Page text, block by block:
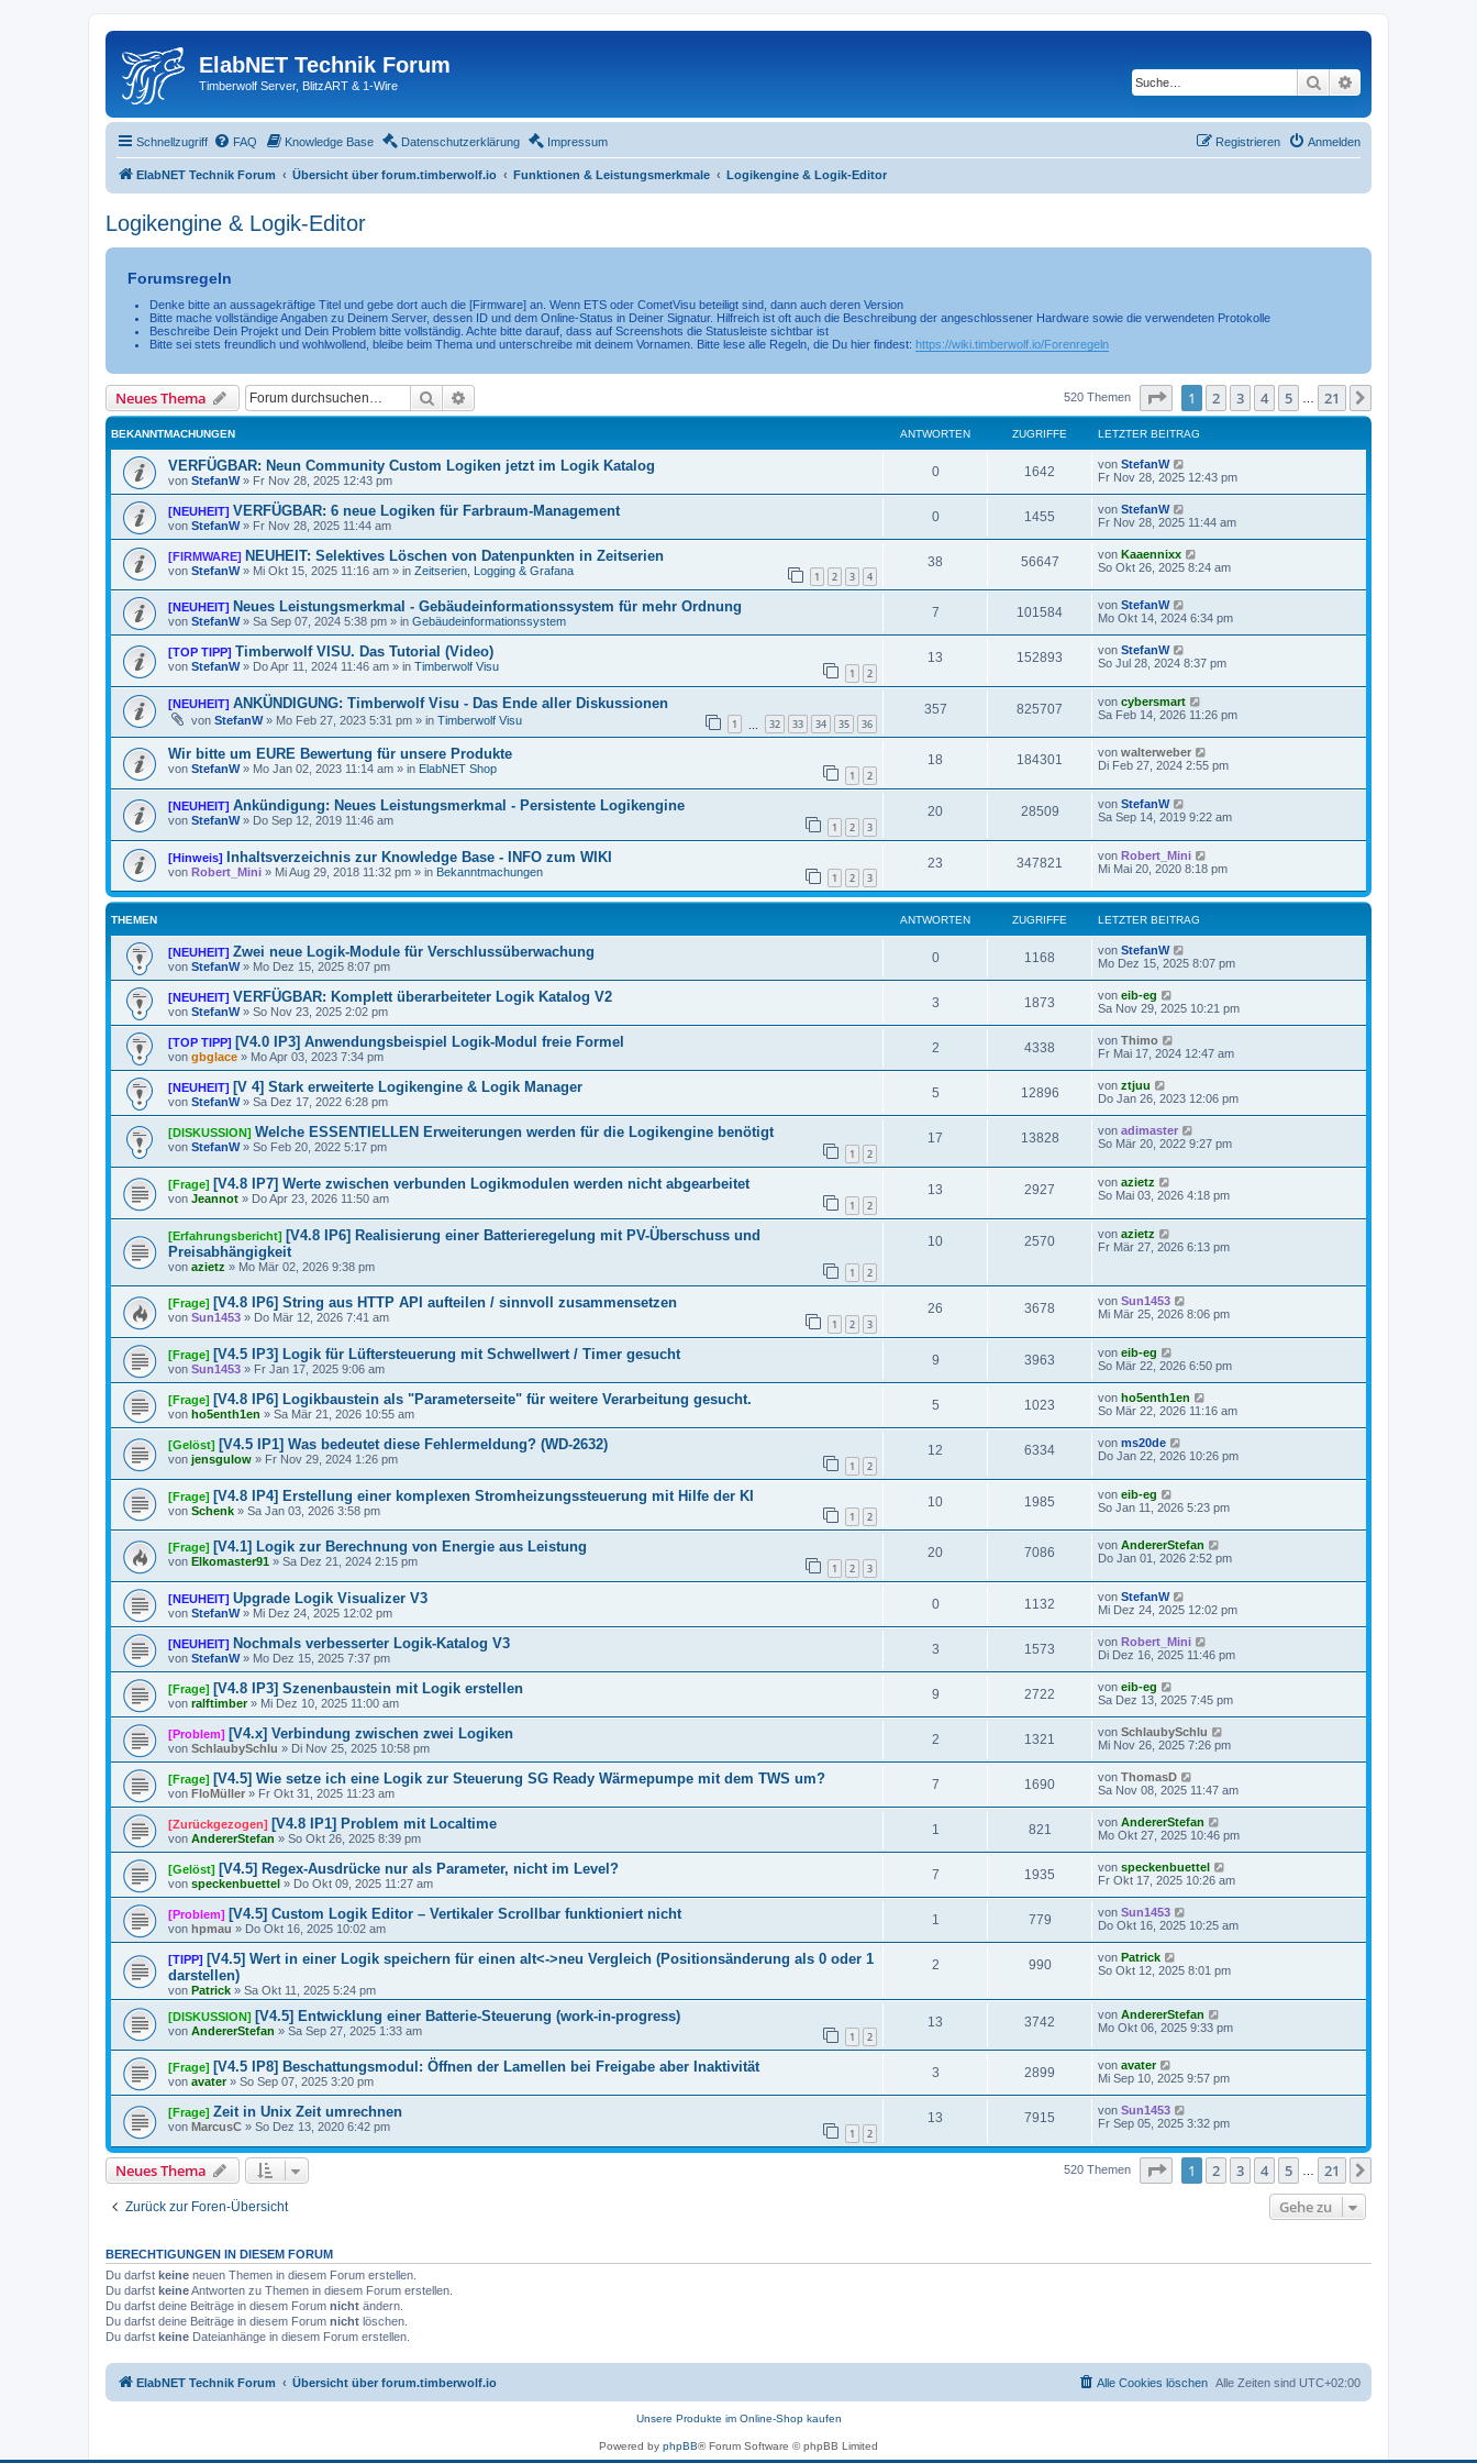
ElabNET Technik Forum
Timberwolf Server, BlitzART & 1-Wire Suche
Schnellzugriff FAQ Knowledge Base Datenschutzerklärung Impressum Anmelden
Registrieren
ElabNET Technik Forum Übersicht über forum.timberwolf.io Funktionen & Leistungsmerkmale Logikengine & Logik-Editor
Logikengine & Logik-Editor
Forumsregeln
Denke bitte an aussagekräftige Titel und gebe dort auch die [Firmware] an. Wenn ETS oder CometVisu beteiligt sind, dann auch deren Version
Bitte mache vollständige Angaben zu Deinem Server, dessen ID und dem Online-Status in Deiner Signatur. Hilfreich ist oft auch die Beschreibung der angeschlossener Hardware sowie die verwendeten Protokolle
Beschreibe Dein Projekt und Dein Problem bitte vollständig. Achte bitte darauf, dass auf Screenshots die Statusleiste sichtbar ist
Bitte sei stets freundlich und wohlwollend, bleibe beim Thema und unterschreibe mit deinem Vornamen. Bitte lese alle Regeln, die Du hier findest: https://wiki.timberwolf.io/Forenregeln
Neues Thema Suche 520 Themen Seite von21
1 2 3 4 5 21
BEKANNTMACHUNGEN ANTWORTEN ZUGRIFFE LETZTER BEITRAG
VERFÜGBAR: Neun Community Custom Logiken jetzt im Logik Katalog
von StefanW» Fr Nov 28, 2025 12:43 pm
0 1642 von StefanW
Fr Nov 28, 2025 12:43 pm
[NEUHEIT] VERFÜGBAR: 6 neue Logiken für Farbraum-Management
von StefanW» Fr Nov 28, 2025 11:44 am
0 1455 von StefanW
Fr Nov 28, 2025 11:44 am
[FIRMWARE] NEUHEIT: Selektives Löschen von Datenpunkten in Zeitserien
von StefanW» Mi Okt 15, 2025 11:16 am » in Zeitserien, Logging & Grafana 1 2 3 4
38 56647 von Kaaennixx
So Okt 26, 2025 8:24 am
[NEUHEIT] Neues Leistungsmerkmal - Gebäudeinformationssystem für mehr Ordnung
von StefanW» Sa Sep 07, 2024 5:38 pm » in Gebäudeinformationssystem
7 101584 von StefanW
Mo Okt 14, 2024 6:34 pm
[TOP TIPP] Timberwolf VISU. Das Tutorial (Video)
von StefanW» Do Apr 11, 2024 11:46 am » in Timberwolf Visu 1 2
13 152893 von StefanW
So Jul 28, 2024 8:37 pm
[NEUHEIT] ANKÜNDIGUNG: Timberwolf Visu - Das Ende aller Diskussionen
von StefanW» Mo Feb 27, 2023 5:31 pm » in Timberwolf Visu 1 32 33 34 35 36
357 825707 von cybersmart
Sa Feb 14, 2026 11:26 pm
Wir bitte um EURE Bewertung für unsere Produkte
von StefanW» Mo Jan 02, 2023 11:14 am » in ElabNET Shop 1 2
18 184301 von walterweber
Di Feb 27, 2024 2:55 pm
[NEUHEIT] Ankündigung: Neues Leistungsmerkmal - Persistente Logikengine
von StefanW» Do Sep 12, 2019 11:46 am 1 2 3
20 28509 von StefanW
Sa Sep 14, 2019 9:22 am
[Hinweis] Inhaltsverzeichnis zur Knowledge Base - INFO zum WIKI
von Robert_Mini » Mi Aug 29, 2018 11:32 pm » in Bekanntmachungen 1 2 3
23 347821 von Robert_Mini
Mi Mai 20, 2020 8:18 pm
THEMEN ANTWORTEN ZUGRIFFE LETZTER BEITRAG
[NEUHEIT] Zwei neue Logik-Module für Verschlussüberwachung
von StefanW» Mo Dez 15, 2025 8:07 pm
0 1168 von StefanW
Mo Dez 15, 2025 8:07 pm
[NEUHEIT] VERFÜGBAR: Komplett überarbeiteter Logik Katalog V2
von StefanW» So Nov 23, 2025 2:02 pm
3 1873 von eib-eg
Sa Nov 29, 2025 10:21 pm
[TOP TIPP] [V4.0 IP3] Anwendungsbeispiel Logik-Modul freie Formel
von gbglace » Mo Apr 03, 2023 7:34 pm
2 4338 von Thimo
Fr Mai 17, 2024 12:47 am
[NEUHEIT] [V 4] Stark erweiterte Logikengine & Logik Manager
von StefanW» Sa Dez 17, 2022 6:28 pm
5 12896 von ztjuu
Do Jan 26, 2023 12:06 pm
[DISKUSSION] Welche ESSENTIELLEN Erweiterungen werden für die Logikengine benötigt
von StefanW» So Feb 20, 2022 5:17 pm 1 2
17 13828 von adimaster
So Mär 20, 2022 9:27 pm
[Frage] [V4.8 IP7] Werte zwischen verbunden Logikmodulen werden nicht abgearbeitet
von Jeannot » Do Apr 23, 2026 11:50 am 1 2
13 2927 von azietz
So Mai 03, 2026 4:18 pm
[Erfahrungsbericht] [V4.8 IP6] Realisierung einer Batterieregelung mit PV-Überschuss und
Preisabhängigkeit
von azietz » Mo Mär 02, 2026 9:38 pm 1 2
10 2570 von azietz
Fr Mär 27, 2026 6:13 pm
[Frage] [V4.8 IP6] String aus HTTP API aufteilen / sinnvoll zusammensetzen
von Sun1453 » Do Mär 12, 2026 7:41 am 1 2 3
26 3678 von Sun1453
Mi Mär 25, 2026 8:06 pm
[Frage] [V4.5 IP3] Logik für Lüftersteuerung mit Schwellwert / Timer gesucht
von Sun1453 » Fr Jan 17, 2025 9:06 am
9 3963 von eib-eg
So Mär 22, 2026 6:50 pm
[Frage] [V4.8 IP6] Logikbaustein als "Parameterseite" für weitere Verarbeitung gesucht.
von ho5enth1en » Sa Mär 21, 2026 10:55 am
5 1023 von ho5enth1en
So Mär 22, 2026 11:16 am
[Gelöst] [V4.5 IP1] Was bedeutet diese Fehlermeldung? (WD-2632)
von jensgulow » Fr Nov 29, 2024 1:26 pm 1 2
12 6334 von ms20de
Do Jan 22, 2026 10:26 pm
[Frage] [V4.8 IP4] Erstellung einer komplexen Stromheizungssteuerung mit Hilfe der KI
von Schenk » Sa Jan 03, 2026 3:58 pm 1 2
10 1985 von eib-eg
So Jan 11, 2026 5:23 pm
[Frage] [V4.1] Logik zur Berechnung von Energie aus Leistung
von Elkomaster91 » Sa Dez 21, 2024 2:15 pm 1 2 3
20 7086 von AndererStefan
Do Jan 01, 2026 2:52 pm
[NEUHEIT] Upgrade Logik Visualizer V3
von StefanW» Mi Dez 24, 2025 12:02 pm
0 1132 von StefanW
Mi Dez 24, 2025 12:02 pm
[NEUHEIT] Nochmals verbesserter Logik-Katalog V3
von StefanW» Mo Dez 15, 2025 7:37 pm
3 1573 von Robert_Mini
Di Dez 16, 2025 11:46 pm
[Frage] [V4.8 IP3] Szenenbaustein mit Logik erstellen
von ralftimber» Mi Dez 10, 2025 11:00 am
9 2722 von eib-eg
Sa Dez 13, 2025 7:45 pm
[Problem] [V4.x] Verbindung zwischen zwei Logiken
von SchlaubySchlu » Di Nov 25, 2025 10:58 pm
2 1321 von SchlaubySchlu
Mi Nov 26, 2025 7:26 pm
[Frage] [V4.5] Wie setze ich eine Logik zur Steuerung SG Ready Wärmepumpe mit dem TWS um?
von FloMüller » Fr Okt 31, 2025 11:23 am
7 1690 von ThomasD
Sa Nov 08, 2025 11:47 am
[Zurückgezogen] [V4.8 IP1] Problem mit Localtime
von AndererStefan » So Okt 26, 2025 8:39 pm
1 821 von AndererStefan
Mo Okt 27, 2025 10:46 pm
[Gelöst] [V4.5] Regex-Ausdrücke nur als Parameter, nicht im Level?
von speckenbuettel » Do Okt 09, 2025 11:27 am
7 1935 von speckenbuettel
Fr Okt 17, 2025 10:26 am
[Problem] [V4.5] Custom Logik Editor – Vertikaler Scrollbar funktioniert nicht
von hpmau » Do Okt 16, 2025 10:02 am
1 779 von Sun1453
Do Okt 16, 2025 10:25 am
[TIPP] [V4.5] Wert in einer Logik speichern für einen alt<->neu Vergleich (Positionsänderung als 0 oder 1
darstellen)
von Patrick » Sa Okt 11, 2025 5:24 pm
2 990 von Patrick
So Okt 12, 2025 8:01 pm
[DISKUSSION] [V4.5] Entwicklung einer Batterie-Steuerung (work-in-progress)
von AndererStefan » Sa Sep 27, 2025 1:33 am 1 2
13 3742 von AndererStefan
Mo Okt 06, 2025 9:33 pm
[Frage] [V4.5 IP8] Beschattungsmodul: Öffnen der Lamellen bei Freigabe aber Inaktivität
von avater» So Sep 07, 2025 3:20 pm
3 2899 von avater
Mi Sep 10, 2025 9:57 pm
[Frage] Zeit in Unix Zeit umrechnen
von MarcusC » So Dez 13, 2020 6:42 pm 1 2
13 7915 von Sun1453
Fr Sep 05, 2025 3:32 pm
Neues Thema 520 Themen Seite von21
1 2 3 4 5 21
Zurück zur Foren-Übersicht Gehe zu
BERECHTIGUNGEN IN DIESEM FORUM
Du darfst keine neuen Themen in diesem Forum erstellen.
Du darfst keineAntworten zu Themen in diesem Forum erstellen.
Du darfst deine Beiträge in diesem Forum nicht ändern.
Du darfst deine Beiträge in diesem Forum nicht löschen.
Du darfst keine Dateianhänge in diesem Forum erstellen.
ElabNET Technik Forum Übersicht über forum.timberwolf.io Alle Zeiten sind UTC+02:00
Alle Cookies löschen
Unsere Produkte im Online-Shop kaufen
Powered by phpBB® Forum Software © phpBB Limited